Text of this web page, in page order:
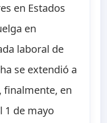
en Estados
en
laboral de
se extendió a
finalmente, en
1 de mayo